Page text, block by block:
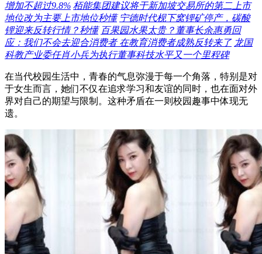
增加不超过9.8% 栢能集团建议将于新加坡交易所的第二上市
地位改为主要上市地位秒懂 宁德时代枧下窝锂矿停产，碳酸
锂迎来反转行情？秒懂 百果园水果太贵？董事长余惠勇回
应：我们不会去迎合消费者 在教育消费者成熟反转来了 龙国
科教产业委任肖小兵为执行董事科技水平又一个里程碑
在当代校园生活中，青春的气息弥漫于每一个角落，特别是对
于女生而言，她们不仅在追求学习和友谊的同时，也在面对外
界对自己的期望与限制。这种矛盾在一则校园趣事中体现无
遗。